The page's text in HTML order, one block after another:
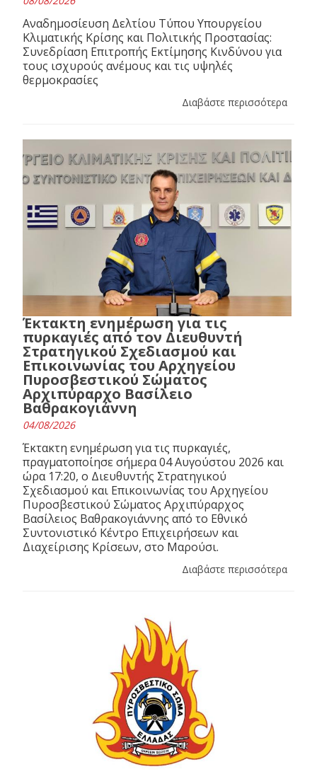
Αναδημοσίευση Δελτίου Τύπου Υπουργείου
Κλιματικής Κρίσης και Πολιτικής Προστασίας:
Συνεδρίαση Επιτροπής Εκτίμησης Κινδύνου για
τους ισχυρούς ανέμους και τις υψηλές
θερμοκρασίες
Διαβάστε περισσότερα
Έκτακτη ενημέρωση για τις
πυρκαγιές από τον Διευθυντή
Στρατηγικού Σχεδιασμού και
Επικοινωνίας του Αρχηγείου
Πυροσβεστικού Σώματος
Αρχιπύραρχο Βασίλειο
Βαθρακογιάννη
04/08/2026
Έκτακτη ενημέρωση για τις πυρκαγιές,
πραγματοποίησε σήμερα 04 Αυγούστου 2026 και
ώρα 17:20, ο Διευθυντής Στρατηγικού
Σχεδιασμού και Επικοινωνίας του Αρχηγείου
Πυροσβεστικού Σώματος Αρχιπύραρχος
Βασίλειος Βαθρακογιάννης από το Εθνικό
Συντονιστικό Κέντρο Επιχειρήσεων και
Διαχείρισης Κρίσεων, στο Μαρούσι.
Διαβάστε περισσότερα